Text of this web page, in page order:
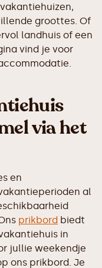
groottes. Of
landhuis of een
vind je voor
via het
en
al
prikbord biedt
in
jullie weekendje
ons prikbord. Je